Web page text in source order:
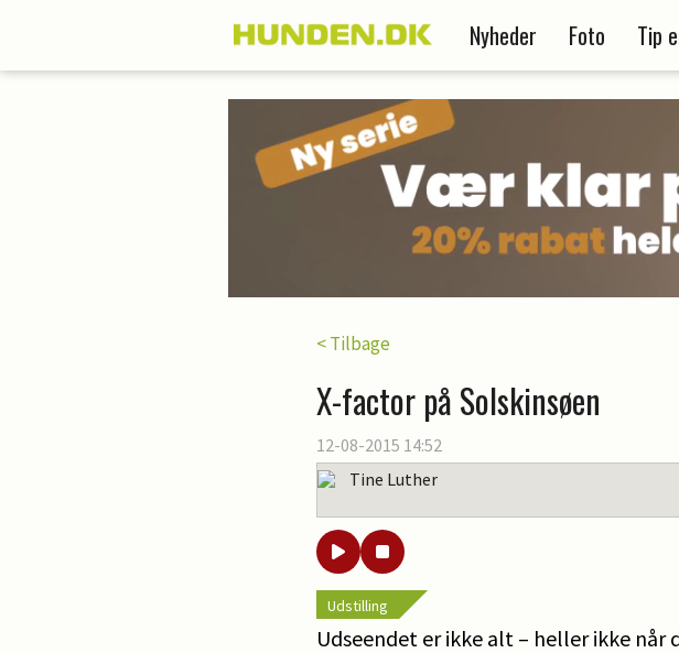
Nyheder Foto Tip
< Tilbage
X-factor på Solskinsøen
12-08-2015 14:52
Tine Luther
Udstilling
Udseendet er ikke alt – heller ikke når